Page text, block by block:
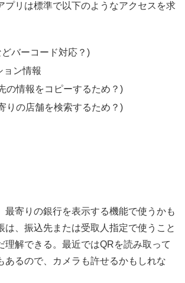
プリは標準で以下のようなアクセスを求
バーコード対応？)
ョン情報
の情報をコピーするため？)
りの店舗を検索するため？)
最寄りの銀行を表示する機能で使うかも
は、振込先または受取人指定で使うこと
理解できる。最近ではQRを読み取って
あるので、カメラも許せるかもしれな